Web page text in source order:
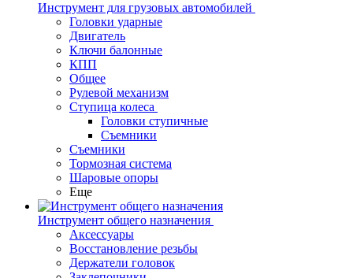
Инструмент для грузовых автомобилей
Головки ударные
Двигатель
Ключи балонные
КПП
Общее
Рулевой механизм
Ступица колеса
Головки ступичные
Съемники
Съемники
Тормозная система
Шаровые опоры
Еще
Инструмент общего назначения
Аксессуары
Восстановление резьбы
Держатели головок